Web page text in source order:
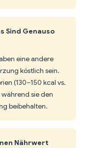
Sind Genauso
eine andere
köstlich sein.
(130–150 kcal vs.
sie den
beibehalten.
Nährwert